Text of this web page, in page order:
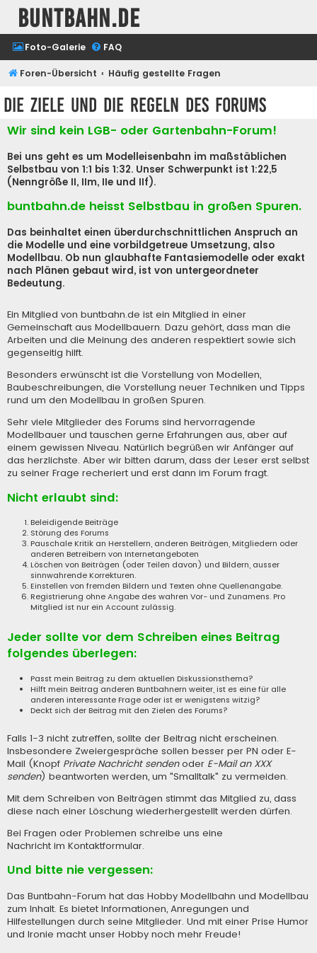
buntbahn.de
Foto-Galerie FAQ
Foren-Übersicht Häufig gestellte Fragen
Die Ziele und die Regeln des Forums
Wir sind kein LGB- oder Gartenbahn-Forum!
Bei uns geht es um Modelleisenbahn im maßstäblichen
Selbstbau von 1:1 bis 1:32. Unser Schwerpunkt ist 1:22,5
(Nenngröße II, IIm, IIe und IIf).
buntbahn.de heisst Selbstbau in großen Spuren.
Das beinhaltet einen überdurchschnittlichen Anspruch an
die Modelle und eine vorbildgetreue Umsetzung, also
Modellbau. Ob nun glaubhafte Fantasiemodelle oder exakt
nach Plänen gebaut wird, ist von untergeordneter
Bedeutung.
Ein Mitglied von buntbahn.de ist ein Mitglied in einer
Gemeinschaft aus Modellbauern. Dazu gehört, dass man die
Arbeiten und die Meinung des anderen respektiert sowie sich
gegenseitig hilft.
Besonders erwünscht ist die Vorstellung von Modellen,
Baubeschreibungen, die Vorstellung neuer Techniken und Tipps
rund um den Modellbau in großen Spuren.
Sehr viele Mitglieder des Forums sind hervorragende
Modellbauer und tauschen gerne Erfahrungen aus, aber auf
einem gewissen Niveau. Natürlich begrüßen wir Anfänger auf
das herzlichste. Aber wir bitten darum, dass der Leser erst selbst
zu seiner Frage recheriert und erst dann im Forum fragt.
Nicht erlaubt sind:
Beleidigende Beiträge
Störung des Forums
Pauschale Kritik an Herstellern, anderen Beiträgen, Mitgliedern oder
anderen Betreibern von Internetangeboten
Löschen von Beiträgen (oder Teilen davon) und Bildern, ausser
sinnwahrende Korrekturen.
Einstellen von fremden Bildern und Texten ohne Quellenangabe.
Registrierung ohne Angabe des wahren Vor- und Zunamens. Pro
Mitglied ist nur ein Account zulässig.
Jeder sollte vor dem Schreiben eines Beitrag
folgendes überlegen:
Passt mein Beitrag zu dem aktuellen Diskussionsthema?
Hilft mein Beitrag anderen Buntbahnern weiter, ist es eine für alle
anderen interessante Frage oder ist er wenigstens witzig?
Deckt sich der Beitrag mit den Zielen des Forums?
Falls 1-3 nicht zutreffen, sollte der Beitrag nicht erscheinen.
Insbesondere Zweiergespräche sollen besser per PN oder E-
Mail (Knopf Private Nachricht sendenoder E-Mail an XXX
senden) beantworten werden, um "Smalltalk" zu vermeiden.
Mit dem Schreiben von Beiträgen stimmt das Mitglied zu, dass
diese nach einer Löschung wiederhergestellt werden dürfen.
Bei Fragen oder Problemen schreibe uns eine
Nachricht im Kontaktformular.
Und bitte nie vergessen:
Das Buntbahn-Forum hat das Hobby Modellbahn und Modellbau
zum Inhalt. Es bietet Informationen, Anregungen und
Hilfestellungen durch seine Mitglieder. Und mit einer Prise Humor
und Ironie macht unser Hobby noch mehr Freude!